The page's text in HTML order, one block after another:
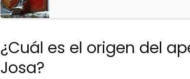
¿Cuál es el origen del
Josa?